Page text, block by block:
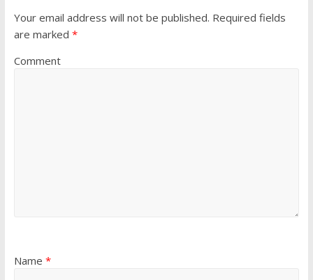
Your email address will not be published. Required fields
are marked *
Comment
Name *